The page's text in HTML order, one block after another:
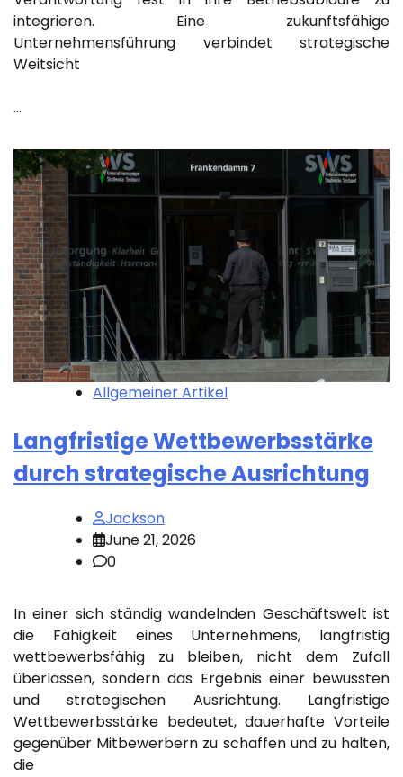
integrieren. Eine zukunftsfähige
Unternehmensführung verbindet strategische
Weitsicht
…
Allgemeiner Artikel
Langfristige Wettbewerbsstärke
durch strategische Ausrichtung
Jackson
June 21, 2026
0
In einer sich ständig wandelnden Geschäftswelt ist
die Fähigkeit eines Unternehmens, langfristig
wettbewerbsfähig zu bleiben, nicht dem Zufall
überlassen, sondern das Ergebnis einer bewussten
und strategischen Ausrichtung. Langfristige
Wettbewerbsstärke bedeutet, dauerhafte Vorteile
gegenüber Mitbewerbern zu schaffen und zu halten,
die